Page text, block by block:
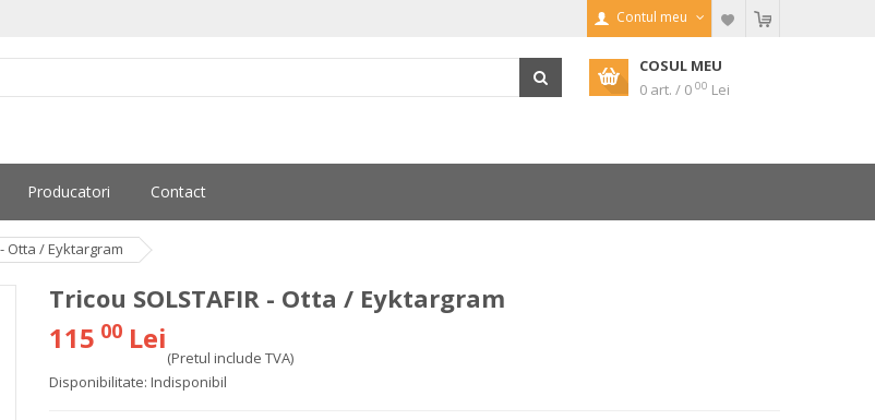
Contul meu
COSUL MEU
0 art. / 0 00 Lei
Producatori Contact
- Otta / Eyktargram
Tricou SOLSTAFIR - Otta / Eyktargram
115 00 Lei
(Pretul include TVA)
Disponibilitate: Indisponibil